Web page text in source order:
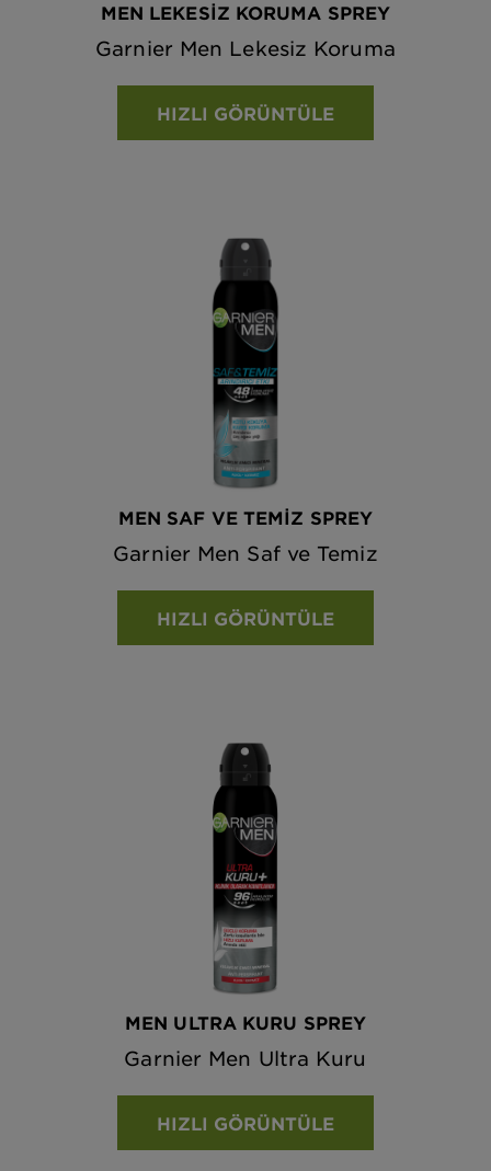
MEN LEKESİZ KORUMA SPREY
Garnier Men Lekesiz Koruma
HIZLI GÖRÜNTÜLE
MEN SAF VE TEMİZ SPREY
Garnier Men Saf ve Temiz
HIZLI GÖRÜNTÜLE
MEN ULTRA KURU SPREY
Garnier Men Ultra Kuru
HIZLI GÖRÜNTÜLE